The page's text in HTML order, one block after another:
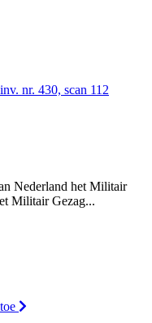
Nederland het Militair
Militair Gezag...